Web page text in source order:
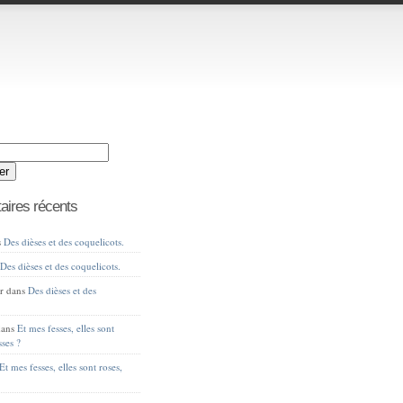
récents
Des dièses et des coquelicots.
Des dièses et des coquelicots.
dansDes dièses et des
Et mes fesses, elles sont
?
Et mes fesses, elles sont roses,